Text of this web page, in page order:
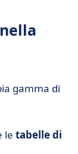
gamma di
le tabelle di